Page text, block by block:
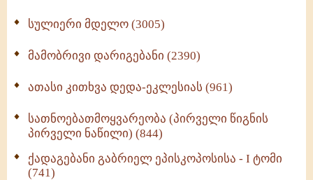
სულიერი მდელო (3005)
მამობრივი დარიგებანი (2390)
ათასი კითხვა დედა-ეკლესიას (961)
სათნოებათმოყვარეობა (პირველი წიგნის
პირველი ნაწილი) (844)
ქადაგებანი გაბრიელ ეპისკოპოსისა - I ტომი
(741)